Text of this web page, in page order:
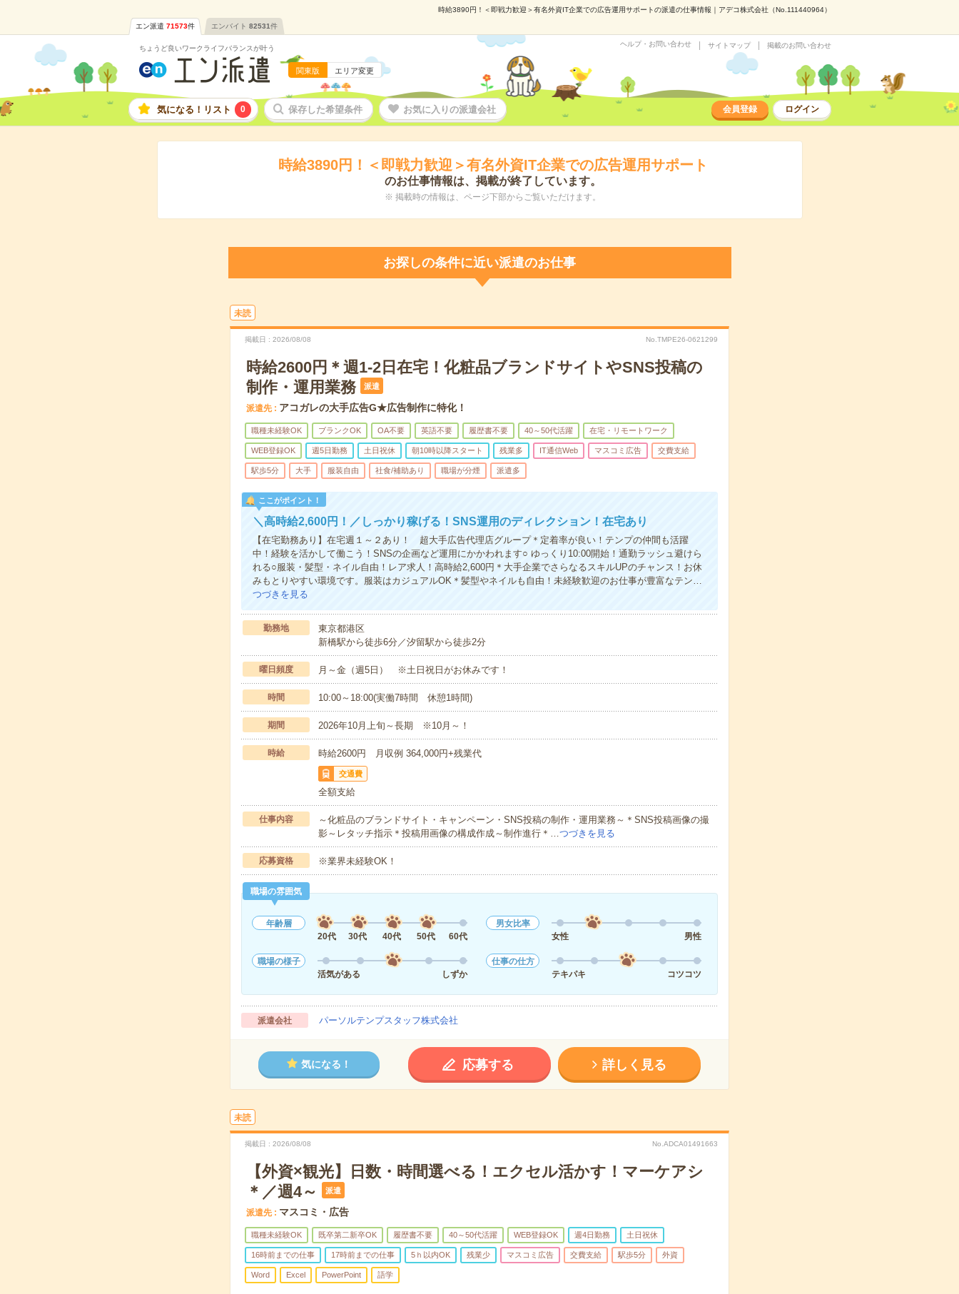
時給3890円！＜即戦力歓迎＞有名外資IT企業での広告運用サポートの派遣の仕事情報｜アデコ株式会社（No.111440964）
エン派遣 71573件 エンバイト 82531件
ちょうど良いワークライフバランスが叶う
関東版 エリア変更
ヘルプ・お問い合わせ サイトマップ 掲載のお問い合わせ
気になる！リスト 0 保存した希望条件 お気に入りの派遣会社 会員登録 ログイン
時給3890円！＜即戦力歓迎＞有名外資IT企業での広告運用サポート
のお仕事情報は、掲載が終了しています。
※ 掲載時の情報は、ページ下部からご覧いただけます。
お探しの条件に近い派遣のお仕事
未読
掲載日 2026/08/08 No.TMPE26-0621299
時給2600円＊週1-2日在宅！化粧品ブランドサイトやSNS投稿の
制作・運用業務
派遣
派遣先 アコガレの大手広告G★広告制作に特化！
職種未経験OK ブランクOK OA不要 英語不要 履歴書不要 40～50代活躍 在宅・リモートワーク
WEB登録OK 週5日勤務 土日祝休 朝10時以降スタート 残業多 IT通信Web マスコミ広告 交費支給
駅歩5分 大手 服装自由 社食/補助あり 職場が分煙 派遣多
ここがポイント！
＼高時給2,600円！／しっかり稼げる！SNS運用のディレクション！在宅あり
【在宅勤務あり】在宅週１～２あり！ 超大手広告代理店グループ＊定着率が良い！テンプの仲間も活躍
中！経験を活かして働こう！SNSの企画など運用にかかわれます○ ゆっくり10:00開始！通勤ラッシュ避けら
れる○服装・髪型・ネイル自由！レア求人！高時給2,600円＊大手企業でさらなるスキルUPのチャンス！お休
みもとりやすい環境です。服装はカジュアルOK＊髪型やネイルも自由！未経験歓迎のお仕事が豊富なテン…
つづきを見る
勤務地
東京都港区
新橋駅から徒歩6分／汐留駅から徒歩2分
曜日頻度 月～金（週5日） ※土日祝日がお休みです！
時間 10:00～18:00(実働7時間 休憩1時間)
期間 2026年10月上旬～長期 ※10月～！
時給 時給2600円 月収例 364,000円+残業代
交通費
全額支給
仕事内容
～化粧品のブランドサイト・キャンペーン・SNS投稿の制作・運用業務～＊SNS投稿画像の撮
影～レタッチ指示＊投稿用画像の構成作成～制作進行＊…つづきを見る
応募資格 ※業界未経験OK！
職場の雰囲気
年齢層
20代
30代 40代 50代 60代
男女比率
女性
男性
職場の様子
活気がある
しずか
仕事の仕方
テキパキ
コツコツ
派遣会社 パーソルテンプスタッフ株式会社
気になる！ 応募する 詳しく見る
未読
掲載日 2026/08/08 No.ADCA01491663
【外資×観光】日数・時間選べる！エクセル活かす！マーケアシ
＊／週4～
派遣
派遣先 マスコミ・広告
職種未経験OK 既卒第二新卒OK 履歴書不要 40～50代活躍 WEB登録OK 週4日勤務 土日祝休
16時前までの仕事 17時前までの仕事 5ｈ以内OK 残業少 マスコミ広告 交費支給 駅歩5分 外資
Word Excel PowerPoint 語学